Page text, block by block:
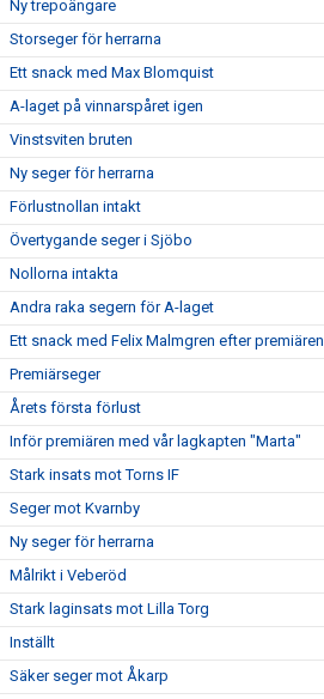
Ny trepoängare
Storseger för herrarna
Ett snack med Max Blomquist
A-laget på vinnarspåret igen
Vinstsviten bruten
Ny seger för herrarna
Förlustnollan intakt
Övertygande seger i Sjöbo
Nollorna intakta
Andra raka segern för A-laget
Ett snack med Felix Malmgren efter premiären
Premiärseger
Årets första förlust
Inför premiären med vår lagkapten "Marta"
Stark insats mot Torns IF
Seger mot Kvarnby
Ny seger för herrarna
Målrikt i Veberöd
Stark laginsats mot Lilla Torg
Inställt
Säker seger mot Åkarp